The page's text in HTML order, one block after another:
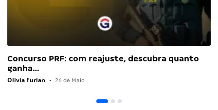
Concurso PRF: com reajuste, descubra quanto
ganha…
Olivia Furlan • 26 de Maio